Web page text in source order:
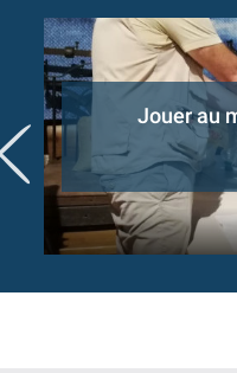
Jouer au